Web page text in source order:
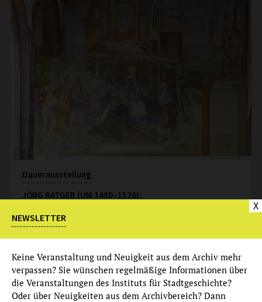
Dauerausstellung
JÖRG RATGEB (UM 1480–1526):
Eintritt: frei
mehr
Dauerangebot
Audioguide zur Ausstellung
X
NEWSLETTER
Keine Veranstaltung und Neuigkeit aus dem Archiv mehr
verpassen? Sie wünschen regelmäßige Informationen über
die Veranstaltungen des Instituts für Stadtgeschichte?
Oder über Neuigkeiten aus dem Archivbereich? Dann